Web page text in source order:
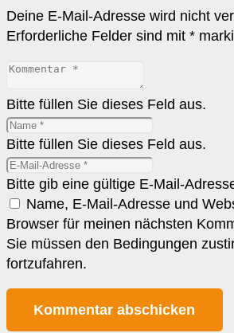
Deine E-Mail-Adresse wird nicht
Erforderliche Felder sind mit *
Bitte füllen Sie dieses Feld aus.
Bitte füllen Sie dieses Feld aus.
Bitte gib eine gültige E-Mail-
Name, E-Mail-Adresse und
Browser für meinen nächsten
Sie müssen den Bedingungen
fortzufahren.
Kommentar abschicken